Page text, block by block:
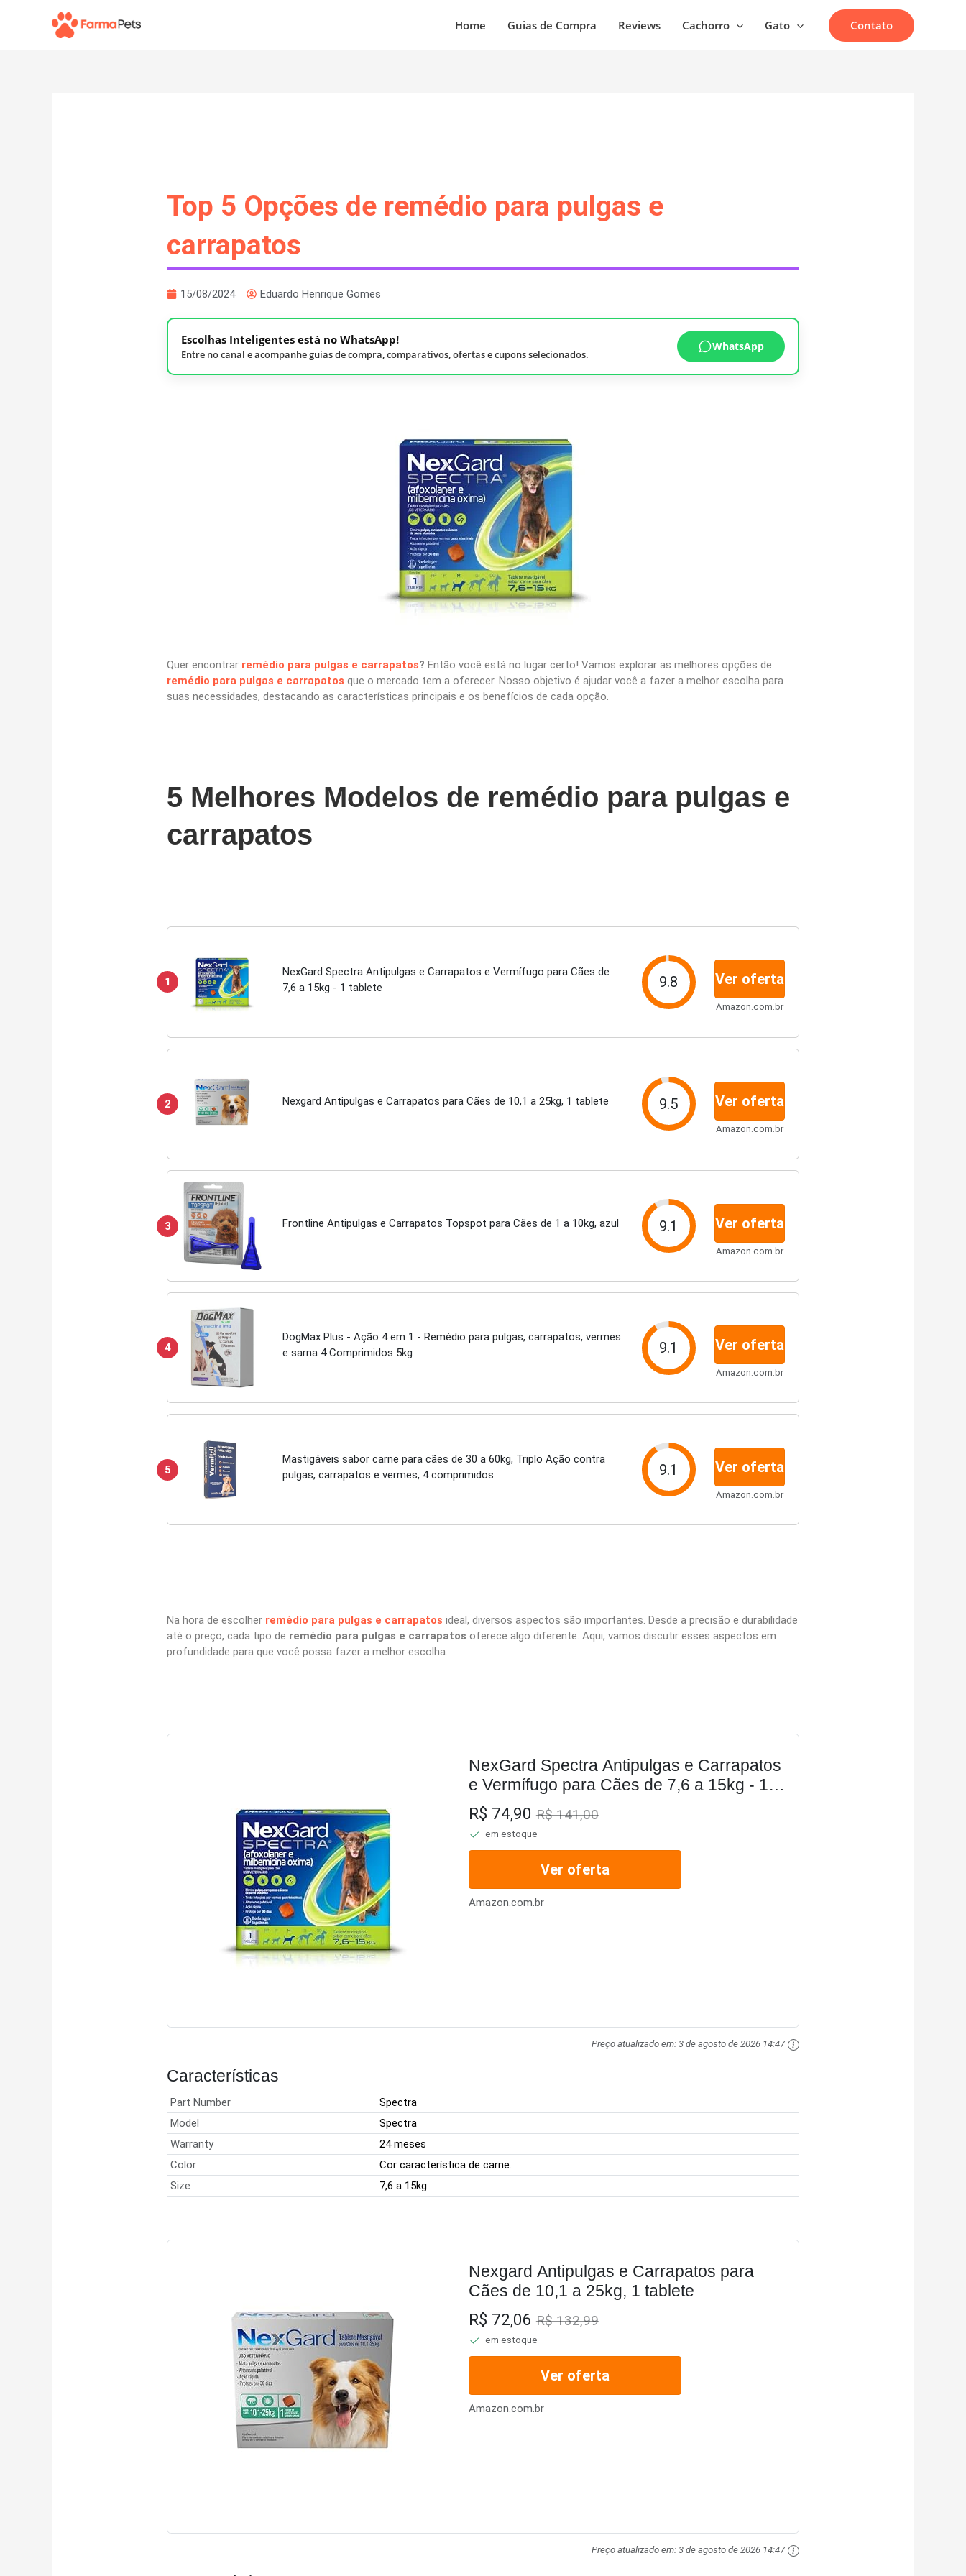
Home Guias de Compra Reviews Cachorro Gato Contato
Top 5 Opções de remédio para pulgas e
carrapatos
15/08/2024 Eduardo Henrique Gomes
Escolhas Inteligentes está no WhatsApp!
Entre no canal e acompanhe guias de compra, comparativos, ofertas e cupons selecionados.
WhatsApp
Quer encontrar remédio para pulgas e carrapatos? Então você está no lugar certo! Vamos explorar as melhores opções de
remédio para pulgas e carrapatos que o mercado tem a oferecer. Nosso objetivo é ajudar você a fazer a melhor escolha para
suas necessidades, destacando as características principais e os benefícios de cada opção.
5 Melhores Modelos de remédio para pulgas e
carrapatos
1
NexGard Spectra Antipulgas e Carrapatos e Vermífugo para Cães de
7,6 a 15kg - 1 tablete
9.8 Ver oferta
Amazon.com.br
2 Nexgard Antipulgas e Carrapatos para Cães de 10,1 a 25kg, 1 tablete 9.5 Ver oferta
Amazon.com.br
3 Frontline Antipulgas e Carrapatos Topspot para Cães de 1 a 10kg, azul 9.1 Ver oferta
Amazon.com.br
4
DogMax Plus - Ação 4 em 1 - Remédio para pulgas, carrapatos, vermes
e sarna 4 Comprimidos 5kg
9.1 Ver oferta
Amazon.com.br
5
Mastigáveis sabor carne para cães de 30 a 60kg, Triplo Ação contra
pulgas, carrapatos e vermes, 4 comprimidos
9.1 Ver oferta
Amazon.com.br
Na hora de escolher remédio para pulgas e carrapatos ideal, diversos aspectos são importantes. Desde a precisão e durabilidade
até o preço, cada tipo de remédio para pulgas e carrapatos oferece algo diferente. Aqui, vamos discutir esses aspectos em
profundidade para que você possa fazer a melhor escolha.
NexGard Spectra Antipulgas e Carrapatos
e Vermífugo para Cães de 7,6 a 15kg - 1
tablete
R$ 74,90 R$ 141,00
em estoque
Ver oferta
Amazon.com.br
Preço atualizado em:3 de agosto de 2026 14:47
Características
Part Number
Spectra
Model
Spectra
Warranty
24 meses
Color
Cor característica de carne.
Size
7,6 a 15kg
Nexgard Antipulgas e Carrapatos para
Cães de 10,1 a 25kg, 1 tablete
R$ 72,06 R$ 132,99
em estoque
Ver oferta
Amazon.com.br
Preço atualizado em:3 de agosto de 2026 14:47